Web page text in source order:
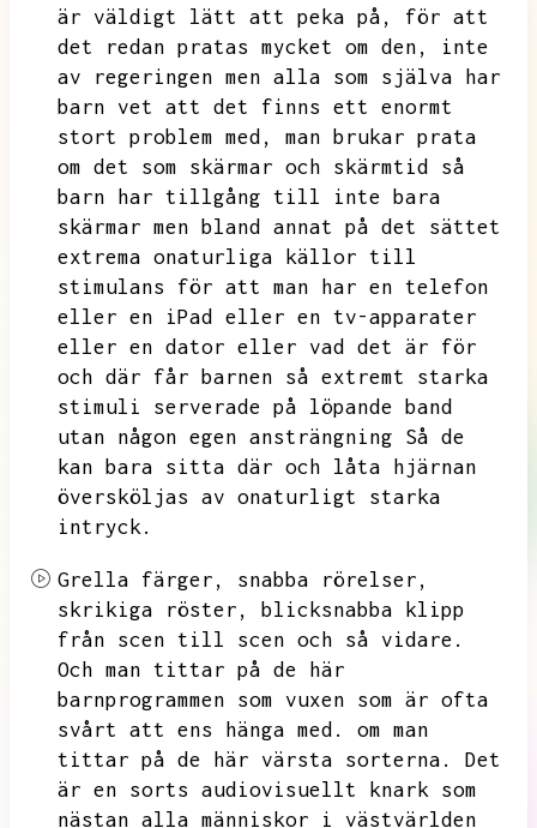
är väldigt lätt att peka på,
för att
det redan pratas mycket om den,
inte
av regeringen men alla som själva har
barn vet att det finns ett enormt
stort problem med,
man brukar prata
om det som skärmar och skärmtid så
barn har tillgång till inte bara
skärmar men bland annat på det sättet
extrema onaturliga källor till
stimulans för att man har en telefon
eller en iPad eller en tv-apparater
eller en dator eller vad det är för
och där får barnen så extremt starka
stimuli serverade på löpande band
utan någon egen ansträngning Så de
kan bara sitta där och låta hjärnan
översköljas av onaturligt starka
intryck.
Grella färger,
snabba rörelser,
skrikiga röster,
blicksnabba klipp
från scen till scen och så vidare.
Och man tittar på de här
barnprogrammen som vuxen som är ofta
svårt att ens hänga med.
om man
tittar på de här värsta sorterna.
Det
är en sorts audiovisuellt knark som
nästan alla människor i västvärlden